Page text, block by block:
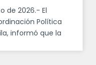
de 2026.- El
Política
informó que la